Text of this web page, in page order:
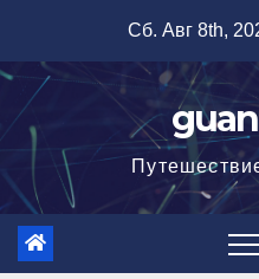
содержимому
Сб. Авг 8th,